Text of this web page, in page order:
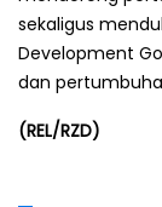
sekaligus
Development
dan
(REL/RZD)